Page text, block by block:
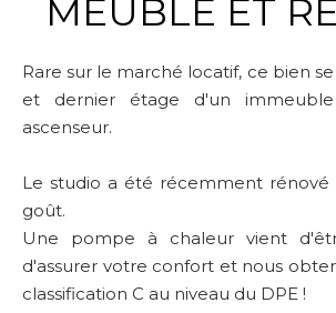
MEUBLÉ ET
Rare sur le marché locatif, ce bien
et dernier étage d'un
ascenseur.
Le studio a été récemment
goût.
Une pompe à chaleur vient
d'assurer votre confort et nous
classification C au niveau du DPE !